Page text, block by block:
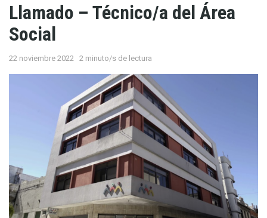
Llamado – Técnico/a del Área
Social
22 noviembre 2022 2 minuto/s de lectura